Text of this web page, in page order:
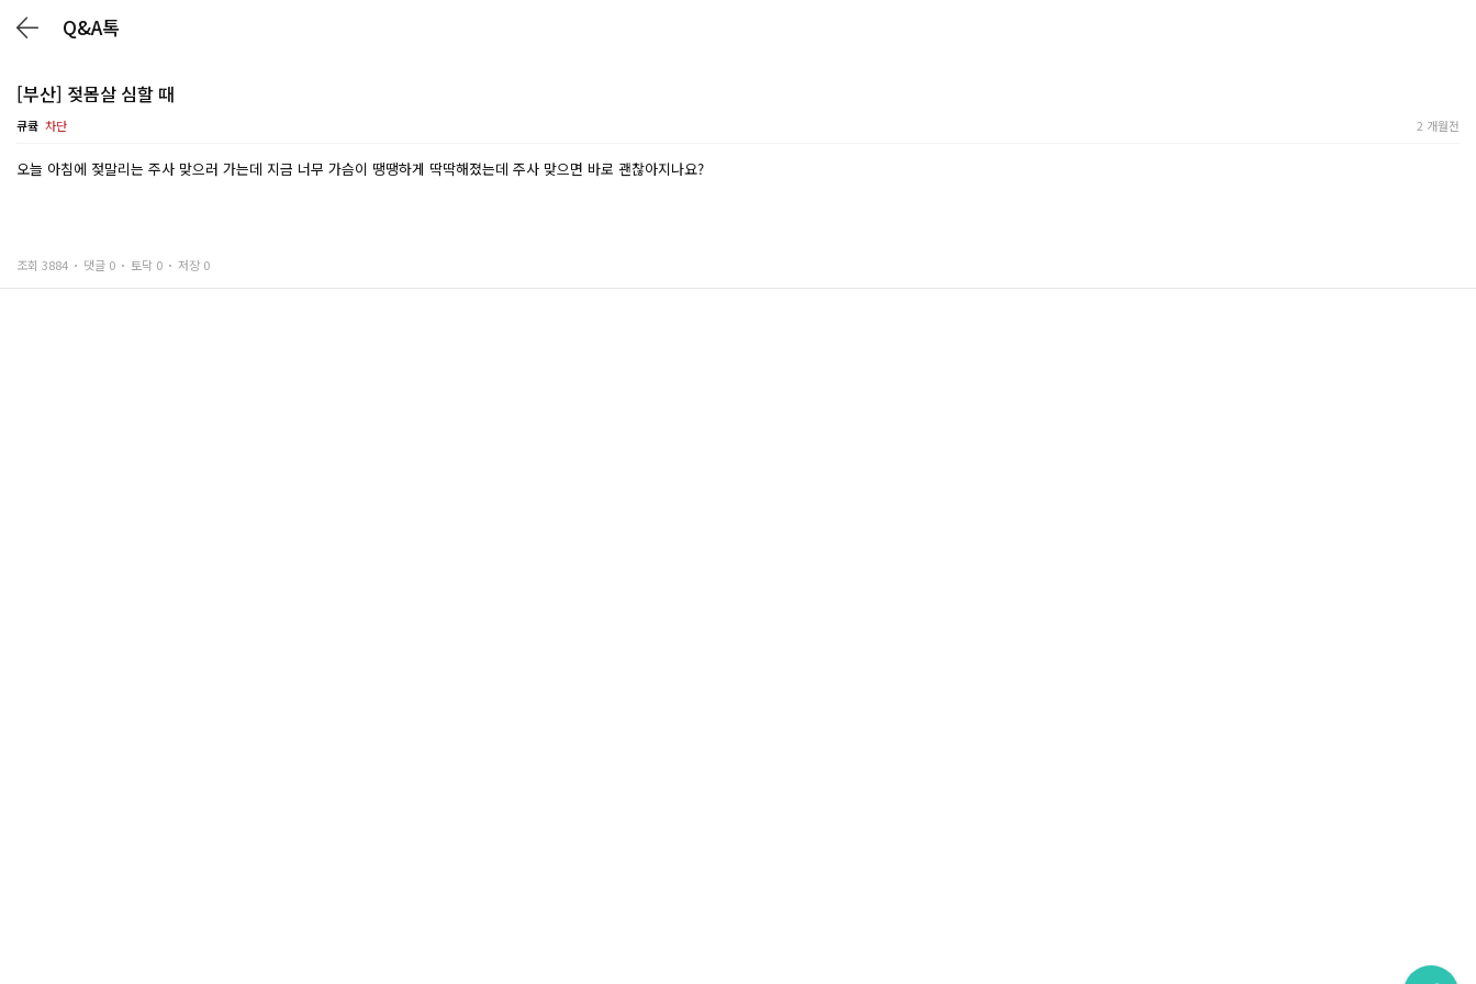
Q&A톡
[부산] 젖몸살 심할 때
큐큨 차단 2 개월전
오늘 아침에 젖말리는 주사 맞으러 가는데 지금 너무 가슴이 땡땡하게 딱딱해졌는데 주사 맞으면 바로 괜찮아지나요?
조회 3884 댓글 0 토닥 0 저장 0